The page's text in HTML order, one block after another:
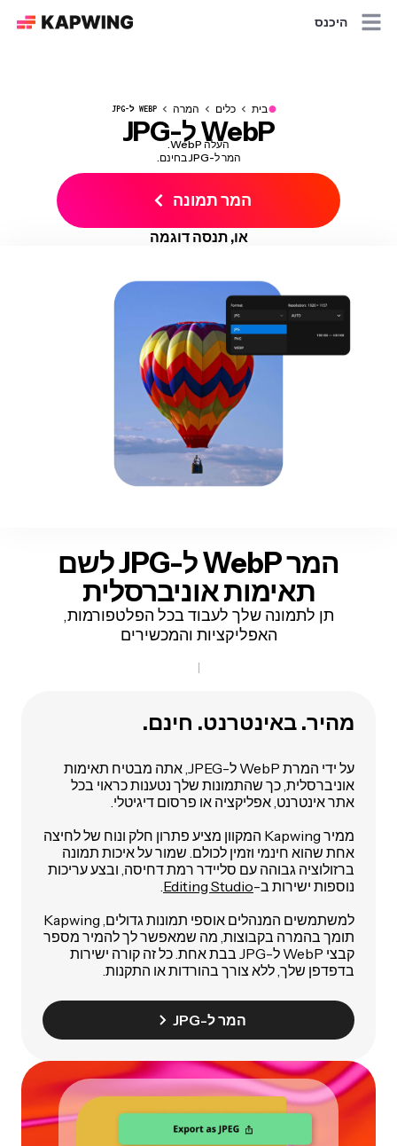
היכנס
●בית כלים המרה WEBP ל-JPG
WebP ל-JPG
העלה WebP.
המר ל-JPG בחינם.
המר תמונה
או, תנסה דוגמה
המר WebP ל-JPG
לשם
תאימותאוניברסלית
תן לתמונה שלך לעבוד בכל הפלטפורמות,
האפליקציות והמכשירים
מהיר. באינטרנט. חינם.
על ידי המרת WebP ל-JPEG, אתה מבטיח תאימות
אוניברסלית, כך שהתמונות שלך נטענות כראוי בכל
אתר אינטרנט, אפליקציה או פרסום דיגיטלי.
ממיר Kapwing המקוון מציע פתרון חלק ונוח של לחיצה
אחת שהוא חינמי וזמין לכולם. שמור על איכות תמונה
ברזולוציה גבוהה עם סליידר רמת דחיסה, ובצע עריכות
נוספות ישירות ב-Editing Studio
למשתמשים המנהלים אוספי תמונות גדולים, Kapwing
תומך בהמרה בקבוצות, מה שמאפשר לך להמיר מספר
קבצי WebP ל-JPG בבת אחת. כל זה קורה ישירות
בדפדפן שלך, ללא צורך בהורדות או התקנות.
המר ל-JPG